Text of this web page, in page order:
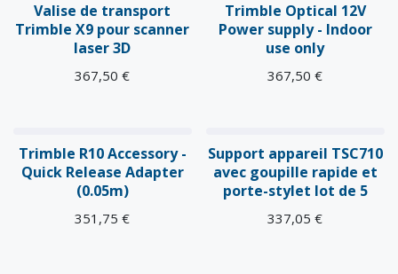
Valise de transport
Trimble X9 pour scanner
laser 3D
367,50 €
Trimble Optical 12V
Power supply - Indoor
use only
367,50 €
Trimble R10 Accessory -
Quick Release Adapter
(0.05m)
351,75 €
Support appareil TSC710
avec goupille rapide et
porte-stylet lot de 5
337,05 €